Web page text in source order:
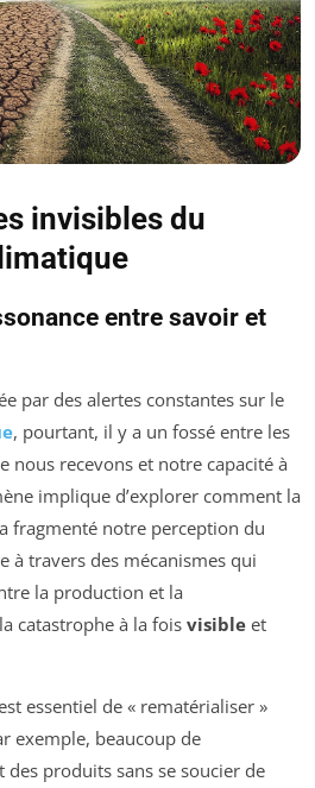
invisibles du
entre savoir et
par des alertes constantes sur le
, pourtant, il y a un fossé entre les
nous recevons et notre capacité à
implique d’explorer comment la
a fragmenté notre perception du
à travers des mécanismes qui
la production et la
catastrophe à la fois visible et
essentiel de « rematérialiser »
exemple, beaucoup de
produits sans se soucier de